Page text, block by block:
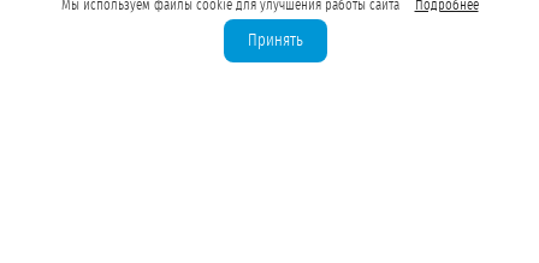
Мы используем файлы cookie для улучшения работы сайта Подробнее
Принять